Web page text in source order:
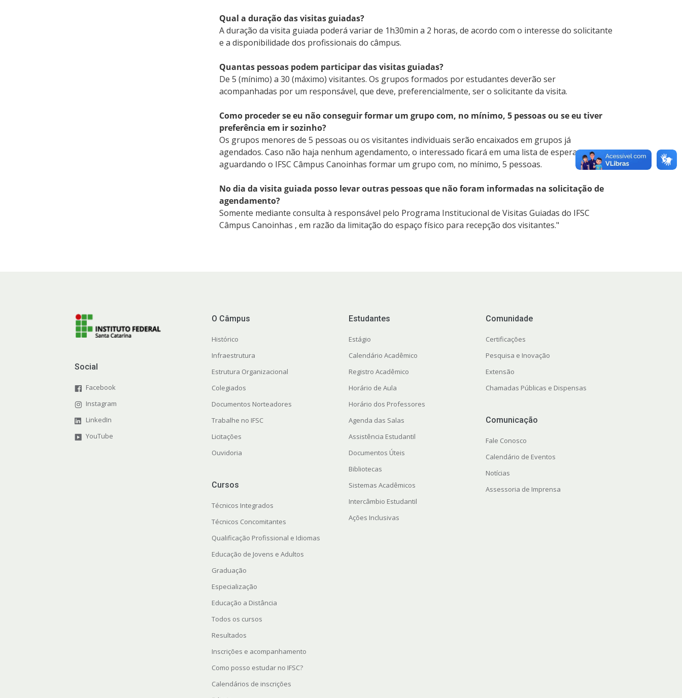
Qual a duração das visitas guiadas?
A duração da visita guiada poderá variar de 1h30min a 2 horas, de acordo com o interesse do solicitante
e a disponibilidade dos profissionais do câmpus.
Quantas pessoas podem participar das visitas guiadas?
De 5 (mínimo) a 30 (máximo) visitantes. Os grupos formados por estudantes deverão ser
acompanhadas por um responsável, que deve, preferencialmente, ser o solicitante da visita.
Como proceder se eu não conseguir formar um grupo com, no mínimo, 5 pessoas ou se eu tiver
preferência em ir sozinho?
Os grupos menores de 5 pessoas ou os visitantes individuais serão encaixados em grupos já
agendados. Caso não haja nenhum agendamento, o interessado ficará em uma lista de espera
aguardando o IFSC Câmpus Canoinhas formar um grupo com, no mínimo, 5 pessoas.
No dia da visita guiada posso levar outras pessoas que não foram informadas na solicitação de
agendamento?
Somente mediante consulta à responsável pelo Programa Institucional de Visitas Guiadas do IFSC
Câmpus Canoinhas , em razão da limitação do espaço físico para recepção dos visitantes."
Social
Facebook
Instagram
LinkedIn
YouTube
O Câmpus
Histórico
Infraestrutura
Estrutura Organizacional
Colegiados
Documentos Norteadores
Trabalhe no IFSC
Licitações
Ouvidoria
Cursos
Técnicos Integrados
Técnicos Concomitantes
Qualificação Profissional e Idiomas
Educação de Jovens e Adultos
Graduação
Especialização
Educação a Distância
Todos os cursos
Resultados
Inscrições e acompanhamento
Como posso estudar no IFSC?
Calendários de inscrições
Estudantes
Estágio
Calendário Acadêmico
Registro Acadêmico
Horário de Aula
Horário dos Professores
Agenda das Salas
Assistência Estudantil
Documentos Úteis
Bibliotecas
Sistemas Acadêmicos
Intercâmbio Estudantil
Ações Inclusivas
Comunidade
Certificações
Pesquisa e Inovação
Extensão
Chamadas Públicas e Dispensas
Comunicação
Fale Conosco
Calendário de Eventos
Notícias
Assessoria de Imprensa